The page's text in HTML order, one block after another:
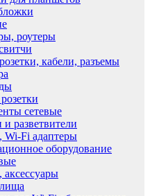
роутеры
кабели, разъемы
сетевые
разветвители
Wi-Fi адаптеры
оборудование